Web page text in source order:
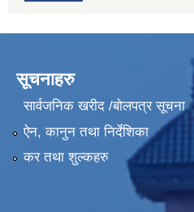
सूचनाहरु
सार्वजनिक खरीद /बोलपत्र सूचना
ऐन, कानुन तथा निर्देशिका
कर तथा शुल्कहरु